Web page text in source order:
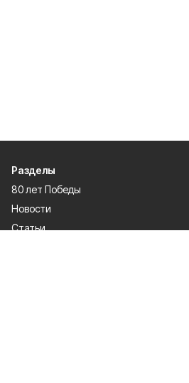
Разделы
80 лет Победы
Новости
Статьи